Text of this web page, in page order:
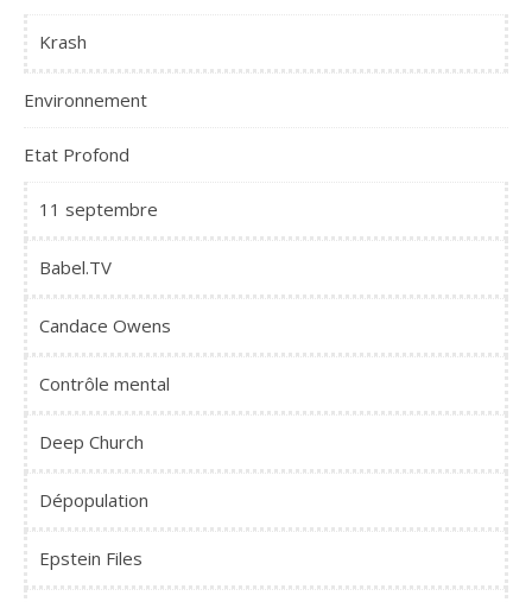
Krash
Environnement
Etat Profond
11 septembre
Babel.TV
Candace Owens
Contrôle mental
Deep Church
Dépopulation
Epstein Files